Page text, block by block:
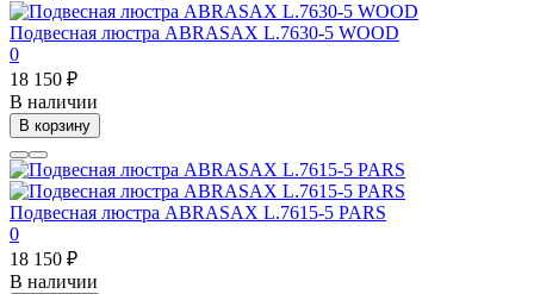
Подвесная люстра ABRASAX L.7630-5 WOOD
0
18 150 ₽
В наличии
В корзину
Подвесная люстра ABRASAX L.7615-5 PARS
0
18 150 ₽
В наличии